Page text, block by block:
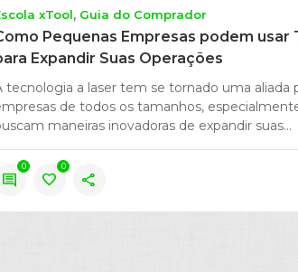
xTool Guia do Comprador
Pequenas Empresas podem usar
Expandir Suas Operações
tecnologia a laser tem se tornado uma aliada
de todos os tamanhos,
maneiras inovadoras de expandir suas...
comment
0
favorite
0
share